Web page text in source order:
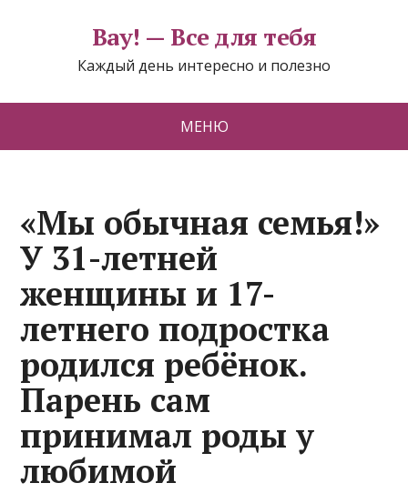
Вау! — Все для тебя
Каждый день интересно и полезно
МЕНЮ
«Мы обычная семья!»
У 31-летней
женщины и 17-
летнего подростка
родился ребёнок.
Парень сам
принимал роды у
любимой